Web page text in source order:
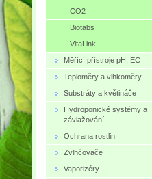
CO2
Biotabs
VitaLink
Měřící přístroje pH, EC
Teploměry a vlhkoměry
Substráty a květináče
Hydroponické systémy a
závlažování
Ochrana rostlin
Zvlhčovače
Vaporizéry